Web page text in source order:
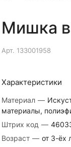
Мишка в
Арт. 133001958
Характеристики
Материал —
материалы,
Штрих код —
Возраст — от 3-ёх